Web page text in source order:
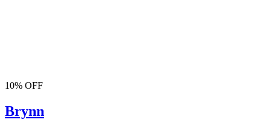
10% OFF
Brynn